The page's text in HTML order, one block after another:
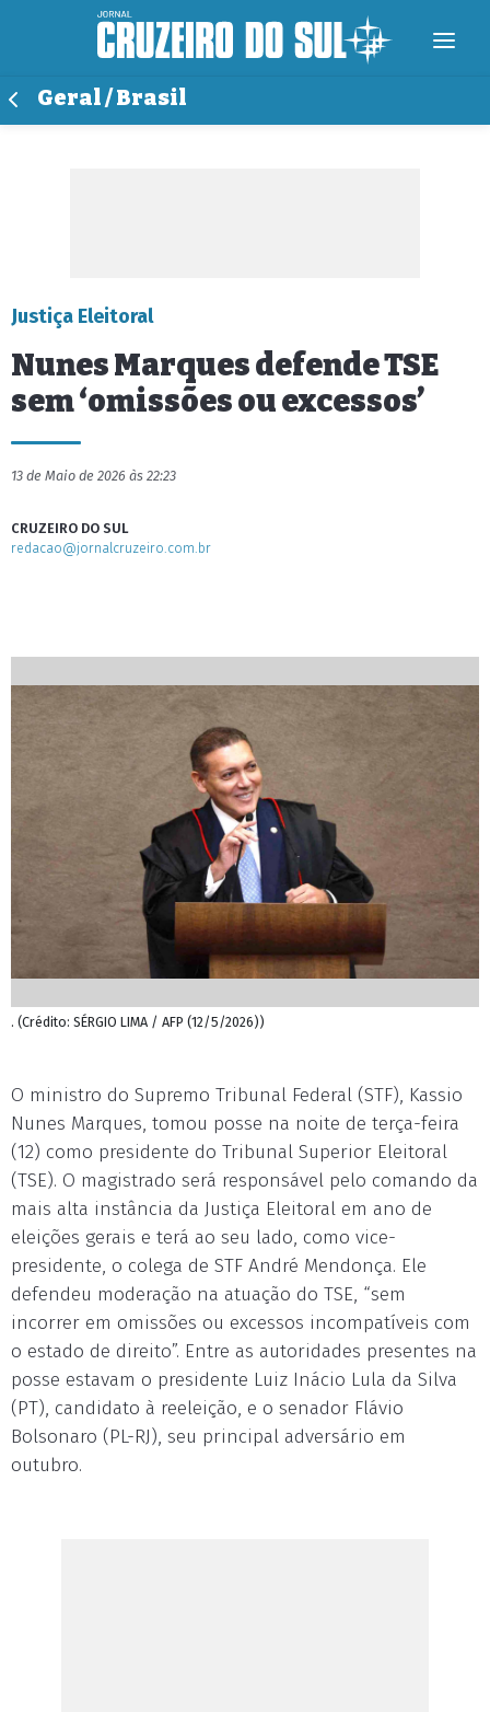
Geral / Brasil
Justiça Eleitoral
Nunes Marques defende TSE
sem ‘omissões ou excessos’
13 de Maio de 2026 às 22:23
CRUZEIRO DO SUL
redacao@jornalcruzeiro.com.br
. (Crédito: SÉRGIO LIMA / AFP (12/5/2026))
O ministro do Supremo Tribunal Federal (STF), Kassio
Nunes Marques, tomou posse na noite de terça-feira
(12) como presidente do Tribunal Superior Eleitoral
(TSE). O magistrado será responsável pelo comando da
mais alta instância da Justiça Eleitoral em ano de
eleições gerais e terá ao seu lado, como vice-
presidente, o colega de STF André Mendonça. Ele
defendeu moderação na atuação do TSE, “sem
incorrer em omissões ou excessos incompatíveis com
o estado de direito”. Entre as autoridades presentes na
posse estavam o presidente Luiz Inácio Lula da Silva
(PT), candidato à reeleição, e o senador Flávio
Bolsonaro (PL-RJ), seu principal adversário em
outubro.